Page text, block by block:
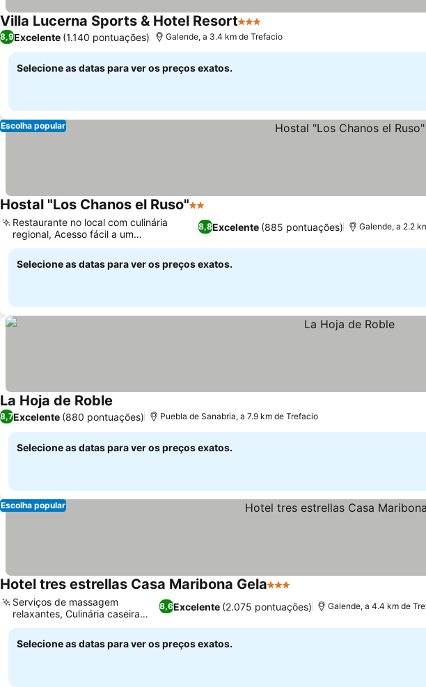
Villa Lucerna Sports & Hotel Resort3 Estrelas
8,9Excelente (1.140 pontuações) Galende, a 3.4 km de Trefacio
Selecione as datas para ver os preços exatos.
Escolha popular
Hostal "Los Chanos el Ruso"2 Estrelas
8,8Excelente (885 pontuações)
Restaurante no local com culinária
regional, Acesso fácil a um
supermercado próximo
Galende, a 2.2
Selecione as datas para ver os preços exatos.
La Hoja de Roble
8,7Excelente (880 pontuações) Puebla de Sanabria, a 7.9 km de Trefacio
Selecione as datas para ver os preços exatos.
Escolha popular
Hotel tres estrellas Casa Maribona Gela3 Estrelas
8,6Excelente (2.075 pontuações)
Serviços de massagem
relaxantes, Culinária caseira
autêntica
Galende, a 4.4 km de
Selecione as datas para ver os preços exatos.